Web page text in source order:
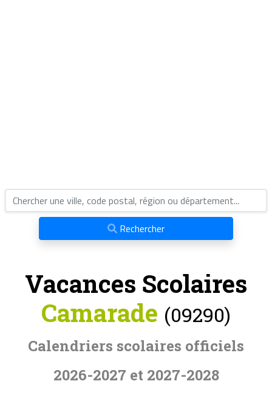
Rechercher
Vacances Scolaires
Camarade (09290)
Calendriers scolaires officiels
2026-2027 et 2027-2028